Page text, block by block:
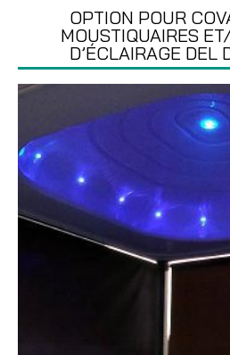
OPTION POUR
MOUSTIQUAIRES
D’ÉCLAIRAGE DEL